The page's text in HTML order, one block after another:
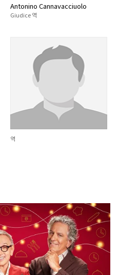
Antonino Cannavacciuolo
Giudice 역
역